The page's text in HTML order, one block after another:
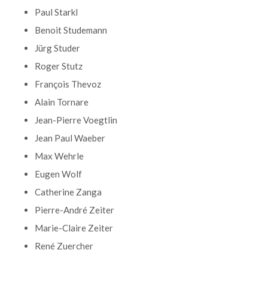
Paul Starkl
Benoit Studemann
Jürg Studer
Roger Stutz
François Thevoz
Alain Tornare
Jean-Pierre Voegtlin
Jean Paul Waeber
Max Wehrle
Eugen Wolf
Catherine Zanga
Pierre-André Zeiter
Marie-Claire Zeiter
René Zuercher